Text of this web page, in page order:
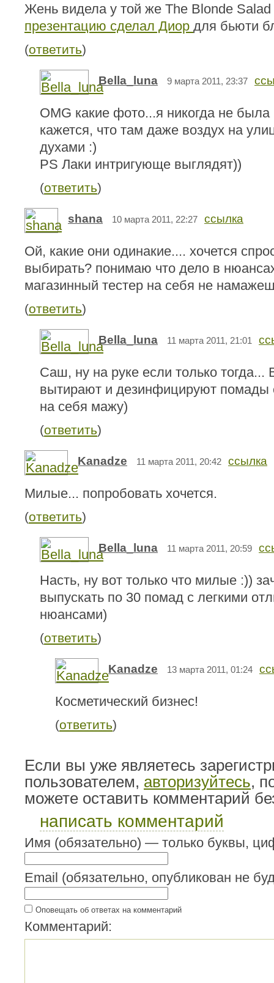
Жень видела у той же The Blonde Salad
презентацию сделал Диор для бьюти
(ответить)
Bella_luna 9 марта 2011, 23:37
OMG какие фото...я никогда не
кажется, что там даже воздух на
духами :)
PS Лаки интригующе выглядят))
(ответить)
shana 10 марта 2011, 22:27 ссылка
Ой, какие они одинакие.... хочется
выбирать? понимаю что дело в
магазинный тестер на себя не
(ответить)
Bella_luna 11 марта 2011, 21:01
Саш, ну на руке если только тогда...
вытирают и дезинфицируют помады
на себя мажу)
(ответить)
Kanadze 11 марта 2011, 20:42 ссылка
Милые... попробовать хочется.
(ответить)
Bella_luna 11 марта 2011, 20:59
Насть, ну вот только что милые :))
выпускать по 30 помад с легкими
нюансами)
(ответить)
Kanadze 13 марта 2011, 01:24
Косметический бизнес!
(ответить)
Если вы уже являетесь
пользователем, авторизуйтесь,
можете оставить комментарий
написать комментарий
Имя (обязательно) — только буквы,
Email (обязательно, опубликован не
Оповещать об ответах на комментарий
Комментарий: